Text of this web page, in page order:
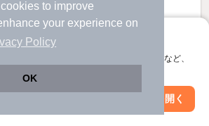
to improve
your experience on
Policy
OK
えて、サクサクお部屋探し
すぐ使える。マップ検索やお気に入り保存など、
アプリを開く
年8ヶ月 1階建の賃貸物件
ししぶ駅 歩54 分 （鹿児島線）
51
分 （鹿児島線）
千鳥駅 歩
69分 （鹿児島線）
建 / 43年8ヶ月 / 木造
絞り込み条件を変更